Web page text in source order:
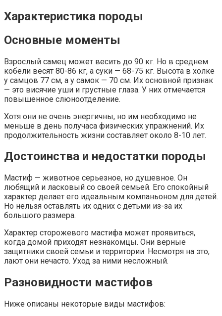
Характеристика породы
Основные моменты
Взрослый самец может весить до 90 кг. Но в среднем
кобели весят 80-86 кг, а суки — 68-75 кг. Высота в холке
у самцов 77 см, а у самок — 70 см. Их основной признак
— это висячие уши и грустные глаза. У них отмечается
повышенное слюноотделение.
Хотя они не очень энергичны, но им необходимо не
меньше в день получаса физических упражнений. Их
продолжительность жизни составляет около 8-10 лет.
Достоинства и недостатки породы
Мастиф — животное серьезное, но душевное. Он
любящий и ласковый со своей семьей. Его спокойный
характер делает его идеальным компаньоном для детей.
Но нельзя оставлять их одних с детьми из-за их
большого размера.
Характер сторожевого мастифа может проявиться,
когда домой приходят незнакомцы. Они верные
защитники своей семьи и территории. Несмотря на это,
лают они нечасто. Уход за ними несложный.
Разновидности мастифов
Ниже описаны некоторые виды мастифов: